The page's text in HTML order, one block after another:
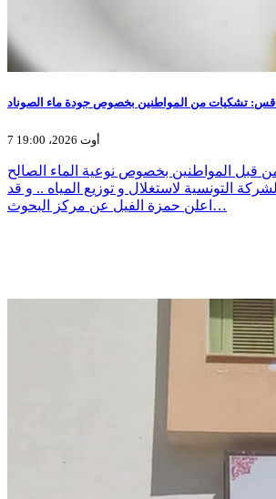
تشكيات من المواطنين بخصوص جودة ماء الصوناد
7 أوت 2026، 19:00
قبل المواطنين بخصوص نوعية الماء الصالح
التونسية لاستغلال و توزيع المياه .. و قد
اعلن حمزة الفيل عن مركز البحوث…